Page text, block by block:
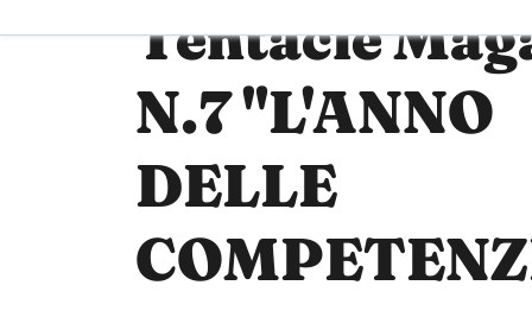
Tentacle
N.7 "L'ANNO
DELLE